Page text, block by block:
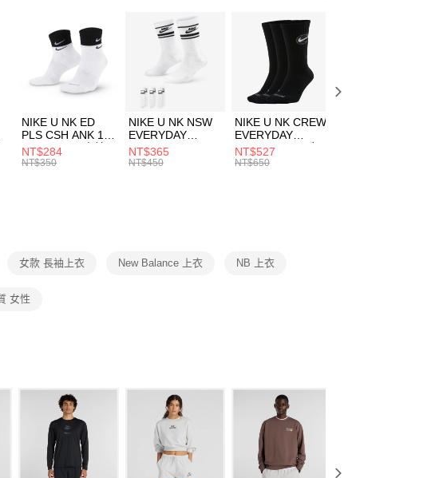
３．安心：先確認商品／服務後，再付款。
【「AFTEE先享後付」結帳流程】
１．於結帳方式選擇「AFTEE先享後付」後，將跳轉至「AFTEE先享後
付」結帳頁面，進行簡訊認證並確認金額後，即可完成結帳。
２．訂單成立數日內，您將收到繳費通知簡訊。
３．收到繳費通知簡訊後14天內，點擊此簡訊中的連結，可透過四大超商
／ATM／網路銀行／等多元方式進行付款，方視為交易完成。
※ 請注意：結帳手續完成當下不需立刻繳費，但若您需要取消訂單，請聯
絡購買商品的店家。未經商家同意取消之訂單仍視為有效，需透過AFTEE
先享後付繳納相關費用。
交易，需依本服務之必要範圍內提供個人資料，並將交易相關給付款項請
２．關於個人資料處理事宜，請瀏覽以下網址：
結果請求用戶進行身份認證。
５．嚴禁一人註冊多個帳號或使用他人資訊註冊。若發現惡意使用之情
形，恩沛科技股份有限公司將有權停止該用戶之使用額度並採取法律行
每筆NT$100，滿NT$1,500(含以上)免運費
每筆NT$100，滿NT$1,500(含以上)免運費
付款後門市自取
每筆NT$100，滿NT$1,500(含以上)免運費
NIKE U NK ED
PLS CSH ANK 1P
144 DBL 男 中統
襪 DH4058104
NT$284
NT$350
NIKE U NK NSW
EVERYDAY
ESSENTIAL CR
男女 短統襪
NT$365
NT$450
NIKE U NK CREW
EVERYDAY
BBALL 3PR 男女
長統襪
NT$527
NT$650
女款 長袖上衣 New Balance 上衣 NB 上衣
女性